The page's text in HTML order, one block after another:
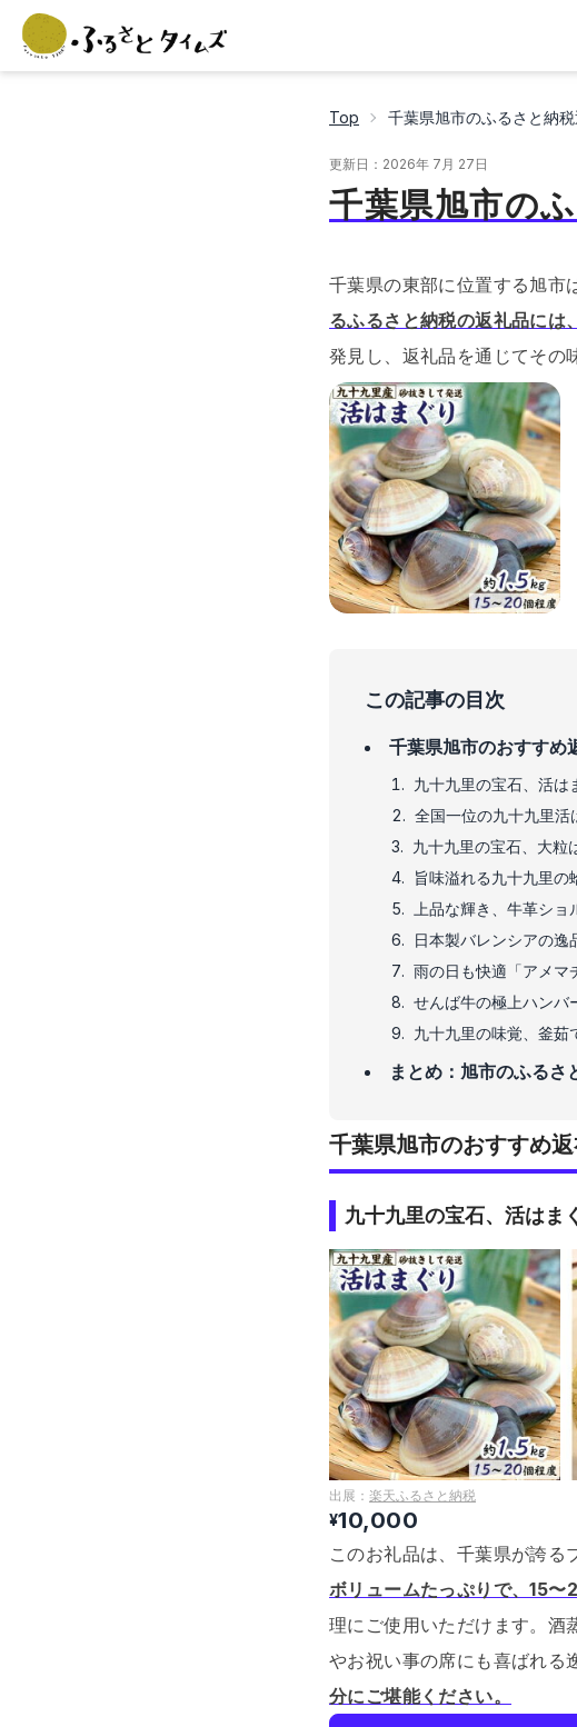
Top 千葉県旭市のふるさと納
更新日： 2026年 7月 27日
千葉県旭市の
千葉県の東部に位置する旭市
るふるさと納税の返礼品には
発見し、返礼品を通じてその
この記事の目次
千葉県旭市のおすすめ
九十九里の宝石、活は
全国一位の九十九里活
九十九里の宝石、大粒
旨味溢れる九十九里の
上品な輝き、牛革ショ
日本製バレンシアの逸
雨の日も快適「アメマ
せんば牛の極上ハンバ
九十九里の味覚、釜茹
まとめ：旭市のふるさ
千葉県旭市のおすすめ
九十九里の宝石、活はま
出展： 楽天ふるさと納税
¥10,000
このお礼品は、千葉県が誇る
ボリュームたっぷりで、15〜
理にご使用いただけます。 酒
やお祝い事の席にも喜ばれる
分にご堪能ください。